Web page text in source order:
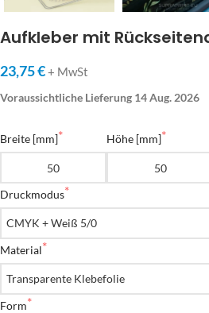
Aufkleber mit
23,75 €+ MwSt
Voraussichtliche Lieferung 14 Aug. 2026
Breite [mm] Höhe [mm]
Druckmodus
Material
Form